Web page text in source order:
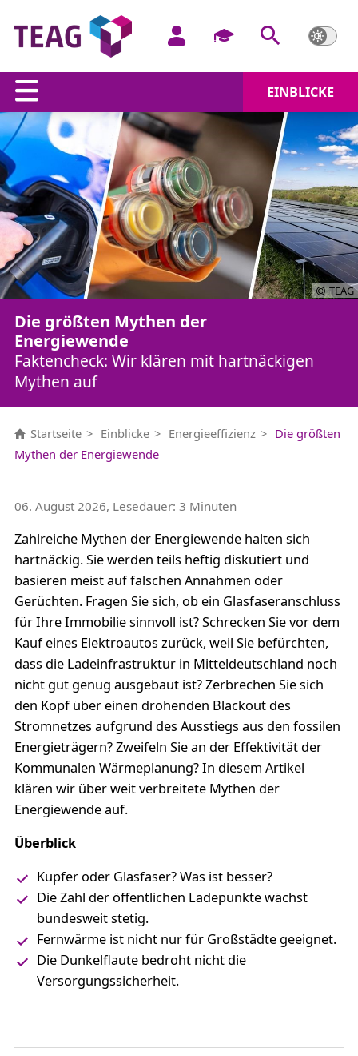
EINBLICKE
TEAG
Die größten Mythen der
Energiewende
Faktencheck: Wir klären mit hartnäckigen
Mythen auf
Startseite Einblicke Energieeffizienz
Die größten
Mythen der Energiewende
06. August 2026, Lesedauer: 3 Minuten
Zahlreiche Mythen der Energiewende halten sich
hartnäckig. Sie werden teils heftig diskutiert und
basieren meist auf falschen Annahmen oder
Gerüchten. Fragen Sie sich, ob ein Glasfaseranschluss
für Ihre Immobilie sinnvoll ist? Schrecken Sie vor dem
Kauf eines Elektroautos zurück, weil Sie befürchten,
dass die Ladeinfrastruktur in Mitteldeutschland noch
nicht gut genug ausgebaut ist? Zerbrechen Sie sich
den Kopf über einen drohenden Blackout des
Stromnetzes aufgrund des Ausstiegs aus den fossilen
Energieträgern? Zweifeln Sie an der Effektivität der
Kommunalen Wärmeplanung? In diesem Artikel
klären wir über weit verbreitete Mythen der
Energiewende auf.
Überblick
Kupfer oder Glasfaser? Was ist besser?
Die Zahl der öffentlichen Ladepunkte wächst
bundesweit stetig.
Fernwärme ist nicht nur für Großstädte geeignet.
Die Dunkelflaute bedroht nicht die
Versorgungssicherheit.